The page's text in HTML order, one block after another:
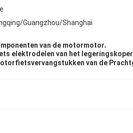
Guangzhou/Shanghai
van de motormotor,
elektrodelen van het legeringskoper
van de